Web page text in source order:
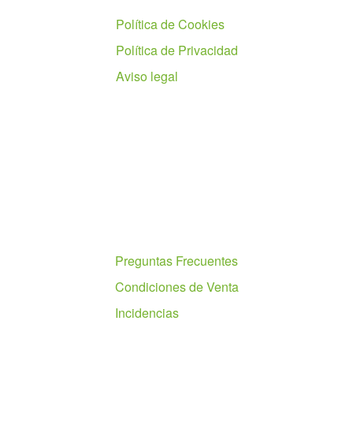
Política de Cookies
Política de Privacidad
Aviso legal
Preguntas Frecuentes
Condiciones de Venta
Incidencias